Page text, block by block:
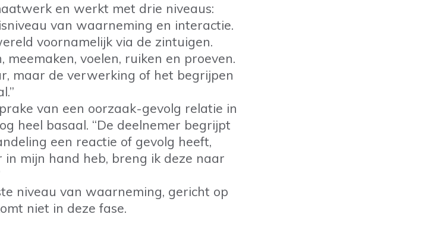
en werkt met drie niveaus:
van waarneming en interactie.
voornamelijk via de zintuigen.
meemaken, voelen, ruiken en proeven.
maar de verwerking of het begrijpen
van een oorzaak-gevolg relatie in
heel basaal. “De deelnemer begrijpt
een reactie of gevolg heeft,
in mijn hand heb, breng ik deze naar
niveau van waarneming, gericht op
niet in deze fase.